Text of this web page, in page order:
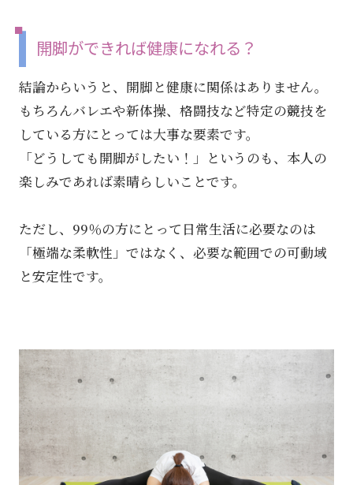
開脚ができれば健康になれる？
結論からいうと、開脚と健康に関係はありません。
もちろんバレエや新体操、格闘技など特定の競技を
している方にとっては大事な要素です。
「どうしても開脚がしたい！」というのも、本人の
楽しみであれば素晴らしいことです。
ただし、99％の方にとって日常生活に必要なのは
「極端な柔軟性」ではなく、必要な範囲での可動域
と安定性です。